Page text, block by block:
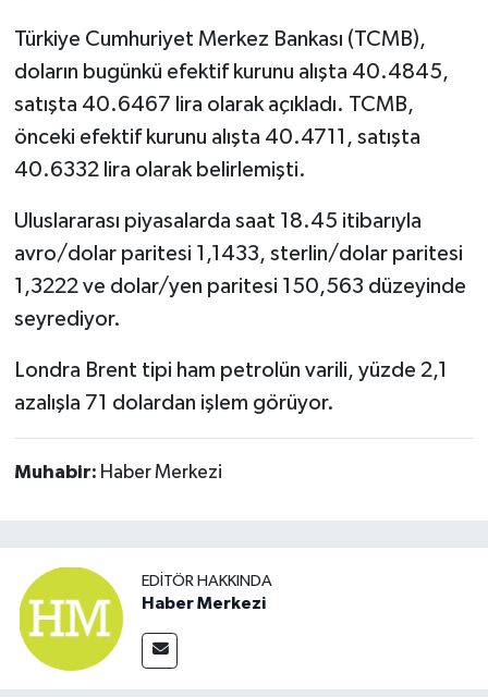
Türkiye Cumhuriyet Merkez Bankası (TCMB),
doların bugünkü efektif kurunu alışta 40.4845,
satışta 40.6467 lira olarak açıkladı. TCMB,
önceki efektif kurunu alışta 40.4711, satışta
40.6332 lira olarak belirlemişti.
Uluslararası piyasalarda saat 18.45 itibarıyla
avro/dolar paritesi 1,1433, sterlin/dolar paritesi
1,3222 ve dolar/yen paritesi 150,563 düzeyinde
seyrediyor.
Londra Brent tipi ham petrolün varili, yüzde 2,1
azalışla 71 dolardan işlem görüyor.
Muhabir: Haber Merkezi
EDITÖR HAKKINDA
Haber Merkezi